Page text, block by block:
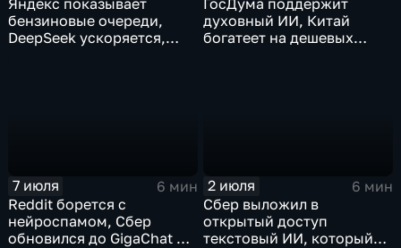
Яндекс показывает
бензиновые очереди,
DeepSeek ускоряется,
ГосДума поддержит
духовный ИИ, Китай
богатеет на дешевых
7 июля
6 мин
Reddit борется с
нейроспамом, Сбер
обновился до GigaChat 3.5
2 июля
6 мин
Сбер выложил в
открытый доступ
текстовый ИИ, который